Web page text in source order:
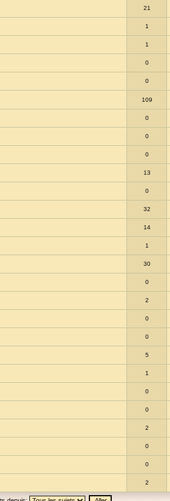
21
1
1
0
0
109
0
0
0
13
0
32
14
1
30
0
2
0
0
5
1
0
0
2
0
0
2